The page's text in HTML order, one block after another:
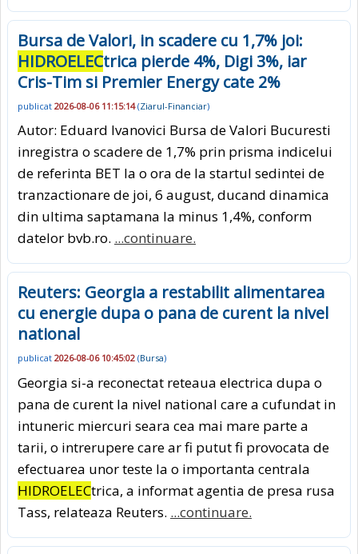
Bursa de Valori, in scadere cu 1,7% joi:
HIDROELECtrica pierde 4%, Digi 3%, iar
Cris-Tim si Premier Energy cate 2%
publicat 2026-08-06 11:15:14(Ziarul-Financiar)
Autor: Eduard Ivanovici Bursa de Valori Bucuresti
inregistra o scadere de 1,7% prin prisma indicelui
de referinta BET la o ora de la startul sedintei de
tranzactionare de joi, 6 august, ducand dinamica
din ultima saptamana la minus 1,4%, conform
datelor bvb.ro. ...continuare.
Reuters: Georgia a restabilit alimentarea
cu energie dupa o pana de curent la nivel
national
publicat 2026-08-06 10:45:02 (Bursa)
Georgia si-a reconectat reteaua electrica dupa o
pana de curent la nivel national care a cufundat in
intuneric miercuri seara cea mai mare parte a
tarii, o intrerupere care ar fi putut fi provocata de
efectuarea unor teste la o importanta centrala
HIDROELECtrica, a informat agentia de presa rusa
Tass, relateaza Reuters. ...continuare.